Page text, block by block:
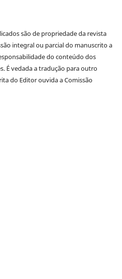
são de propriedade da revista
integral ou parcial do manuscrito a
do conteúdo dos
É vedada a tradução para outro
do Editor ouvida a Comissão